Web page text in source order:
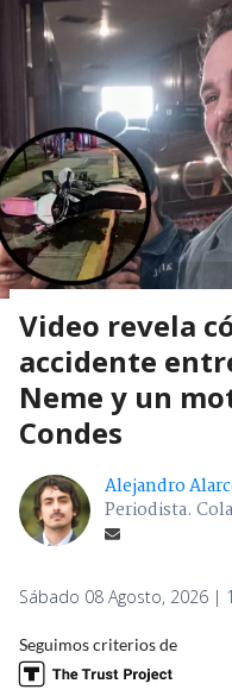
Video revela
accidente
Neme y un
Condes
Alejandro
Periodista.
Sábado 08 Agosto, 2026 |
Seguimos criterios de